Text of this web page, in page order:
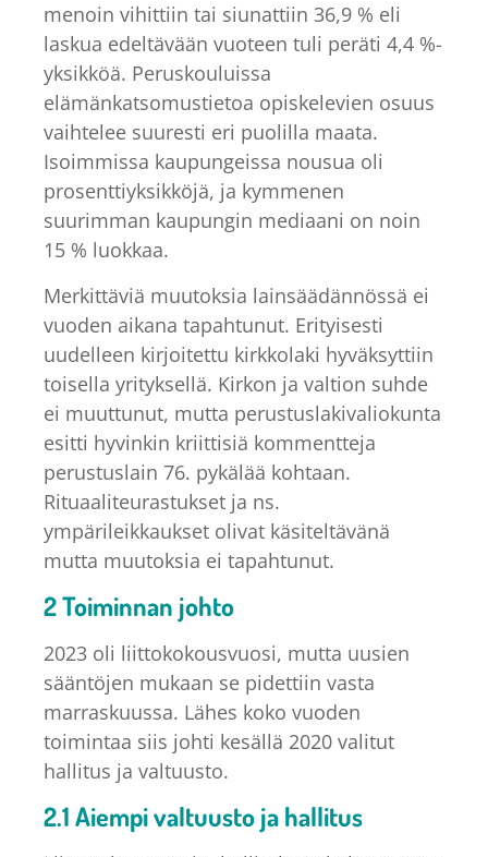
menoin vihittiin tai siunattiin 36,9 % eli
laskua edeltävään vuoteen tuli peräti 4,4 %-
yksikköä. Peruskouluissa
elämänkatsomustietoa opiskelevien osuus
vaihtelee suuresti eri puolilla maata.
Isoimmissa kaupungeissa nousua oli
prosenttiyksikköjä, ja kymmenen
suurimman kaupungin mediaani on noin
15 % luokkaa.
Merkittäviä muutoksia lainsäädännössä ei
vuoden aikana tapahtunut. Erityisesti
uudelleen kirjoitettu kirkkolaki hyväksyttiin
toisella yrityksellä. Kirkon ja valtion suhde
ei muuttunut, mutta perustuslakivaliokunta
esitti hyvinkin kriittisiä kommentteja
perustuslain 76. pykälää kohtaan.
Rituaaliteurastukset ja ns.
ympärileikkaukset olivat käsiteltävänä
mutta muutoksia ei tapahtunut.
2 Toiminnan johto
2023 oli liittokokousvuosi, mutta uusien
sääntöjen mukaan se pidettiin vasta
marraskuussa. Lähes koko vuoden
toimintaa siis johti kesällä 2020 valitut
hallitus ja valtuusto.
2.1 Aiempi valtuusto ja hallitus